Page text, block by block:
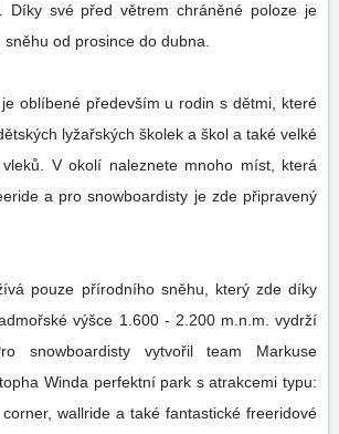
Díky své před větrem chráněné poloze je
od prosince do dubna.
oblíbené především u rodin s dětmi, které
lyžařských školek a škol a také velké
V okolí naleznete mnoho míst, která
a pro snowboardisty je zde připravený
pouze přírodního sněhu, který zde díky
výšce 1.600 - 2.200 m.n.m. vydrží
Winda perfektní park s atrakcemi typu:
wallride a také fantastické freeridové